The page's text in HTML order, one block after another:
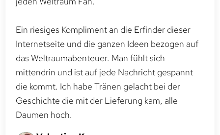
Ein riesiges Kompliment an die Erfinder dieser
Internetseite und die ganzen Ideen bezogen auf
das Weltraumabenteuer. Man fühlt sich
mittendrin und ist auf jede Nachricht gespannt
die kommt. Ich habe Tränen gelacht bei der
Geschichte die mit der Lieferung kam, alle
Daumen hoch.